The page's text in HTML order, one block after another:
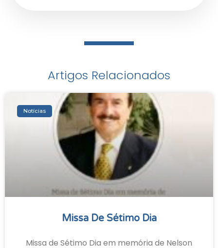
Artigos Relacionados
Notícias
Missa De Sétimo Dia
Missa de Sétimo Dia em memória de Nelson